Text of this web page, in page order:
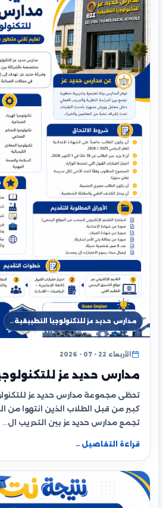
مدارس حديد عز للتكنولوجيا التطبيقية…
الأربعاء 22 - 07 - 2026
مدارس حديد عز
تحظى مجموعة مدارس حديد عز
كبير من قبل الطلاب الذين انتهوا من
تجمع مدارس حديد عز بين التدريب ال…
قراءة التفاصيل ←